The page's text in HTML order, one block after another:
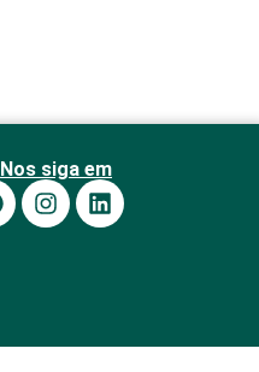
Nos siga em